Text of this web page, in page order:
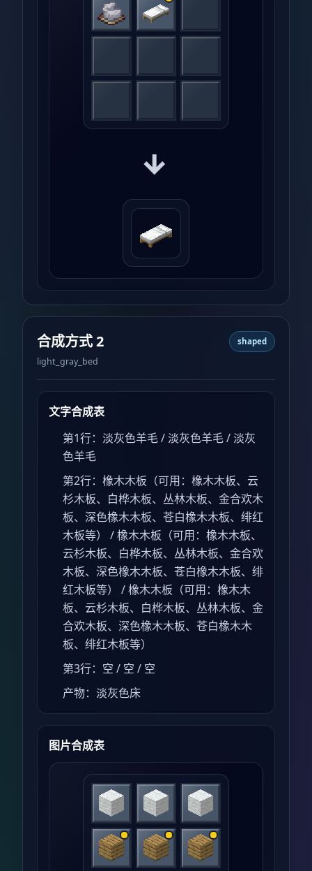
→
合成方式 2
light_gray_bed
shaped
文字合成表
第1行：淡灰色羊毛 / 淡灰色羊毛 / 淡灰
色羊毛
第2行：橡木木板（可用：橡木木板、云
杉木板、白桦木板、丛林木板、金合欢木
板、深色橡木木板、苍白橡木木板、绯红
木板等） / 橡木木板（可用：橡木木板、
云杉木板、白桦木板、丛林木板、金合欢
木板、深色橡木木板、苍白橡木木板、绯
红木板等） / 橡木木板（可用：橡木木
板、云杉木板、白桦木板、丛林木板、金
合欢木板、深色橡木木板、苍白橡木木
板、绯红木板等）
第3行：空 / 空 / 空
产物：淡灰色床
图片合成表